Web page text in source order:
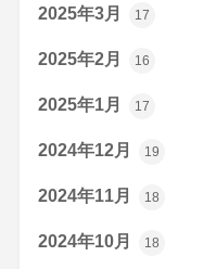
2025年3月 17
2025年2月 16
2025年1月 17
2024年12月 19
2024年11月 18
2024年10月 18